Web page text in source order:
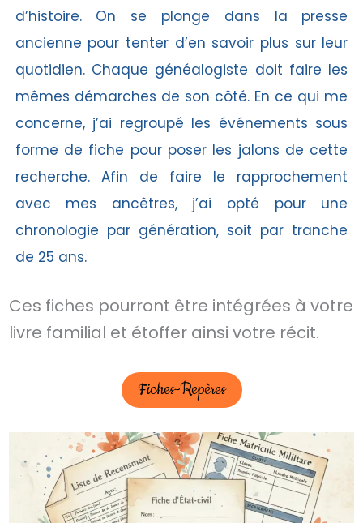
d’histoire. On se plonge dans la presse
ancienne pour tenter d’en savoir plus sur leur
quotidien. Chaque généalogiste doit faire les
mêmes démarches de son côté. En ce qui me
concerne, j’ai regroupé les événements sous
forme de fiche pour poser les jalons de cette
recherche. Afin de faire le rapprochement
avec mes ancêtres, j’ai opté pour une
chronologie par génération, soit par tranche
de 25 ans.
Ces fiches pourront être intégrées à votre
livre familial et étoffer ainsi votre récit.
Fiches-Repères